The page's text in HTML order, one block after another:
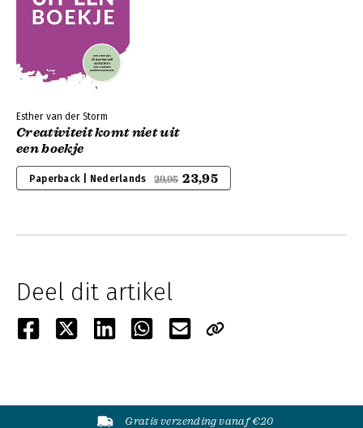
Esther van der Storm
Creativiteit komt niet uit
een boekje
Paperback | Nederlands 29,95 23,95
Deel dit artikel
Gratis verzending vanaf €20